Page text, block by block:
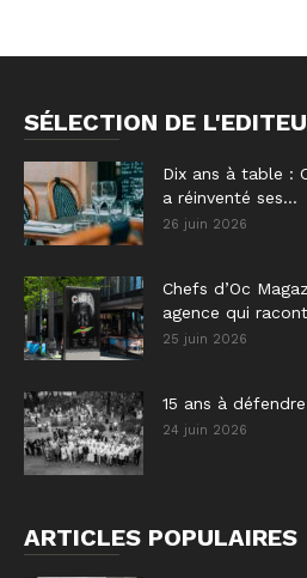
SÉLECTION DE
Dix ans à table :
a réinventé ses...
26 juin 2026
Chefs d’Oc
agence qui
25 juin 2026
15 ans à
24 juin 2026
ARTICLES POPULAIRES